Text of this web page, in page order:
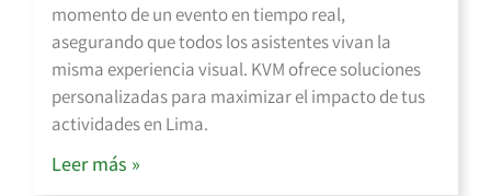
momento de un evento en tiempo real,
asegurando que todos los asistentes vivan la
misma experiencia visual. KVM ofrece soluciones
personalizadas para maximizar el impacto de tus
actividades en Lima.
Leer más »